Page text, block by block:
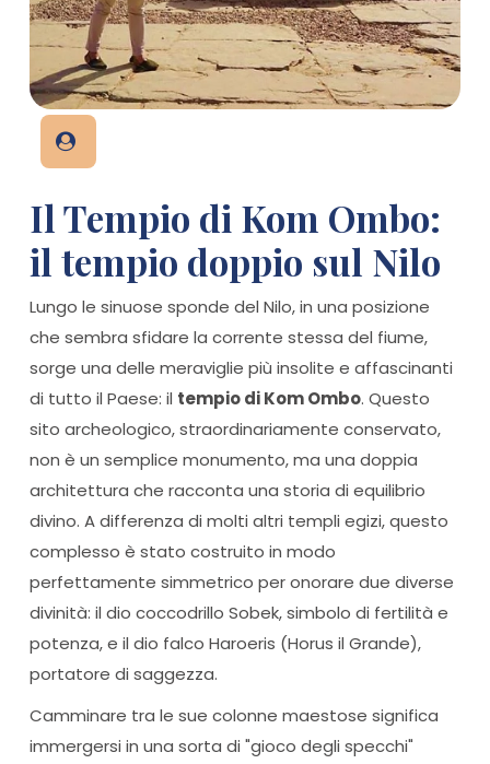
Il Tempio di Kom Ombo:
il tempio doppio sul Nilo
Lungo le sinuose sponde del Nilo, in una posizione
che sembra sfidare la corrente stessa del fiume,
sorge una delle meraviglie più insolite e affascinanti
di tutto il Paese: il tempio di Kom Ombo. Questo
sito archeologico, straordinariamente conservato,
non è un semplice monumento, ma una doppia
architettura che racconta una storia di equilibrio
divino. A differenza di molti altri templi egizi, questo
complesso è stato costruito in modo
perfettamente simmetrico per onorare due diverse
divinità: il dio coccodrillo Sobek, simbolo di fertilità e
potenza, e il dio falco Haroeris (Horus il Grande),
portatore di saggezza.
Camminare tra le sue colonne maestose significa
immergersi in una sorta di "gioco degli specchi"